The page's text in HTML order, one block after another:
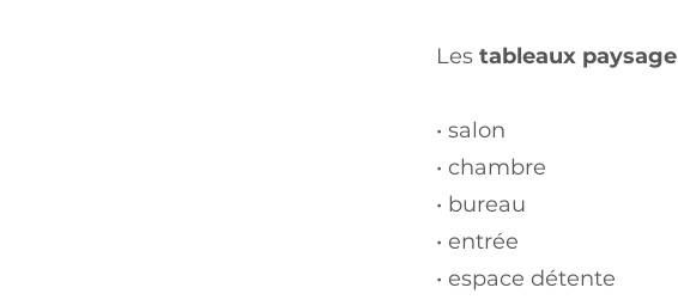
Les tableaux paysage
• salon
• chambre
• bureau
• entrée
• espace détente